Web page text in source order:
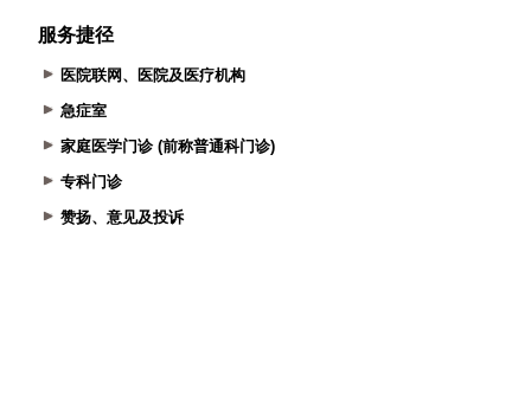
服务捷径
医院联网、医院及医疗机构
急症室
家庭医学门诊 (前称普通科门诊)
专科门诊
赞扬、意见及投诉